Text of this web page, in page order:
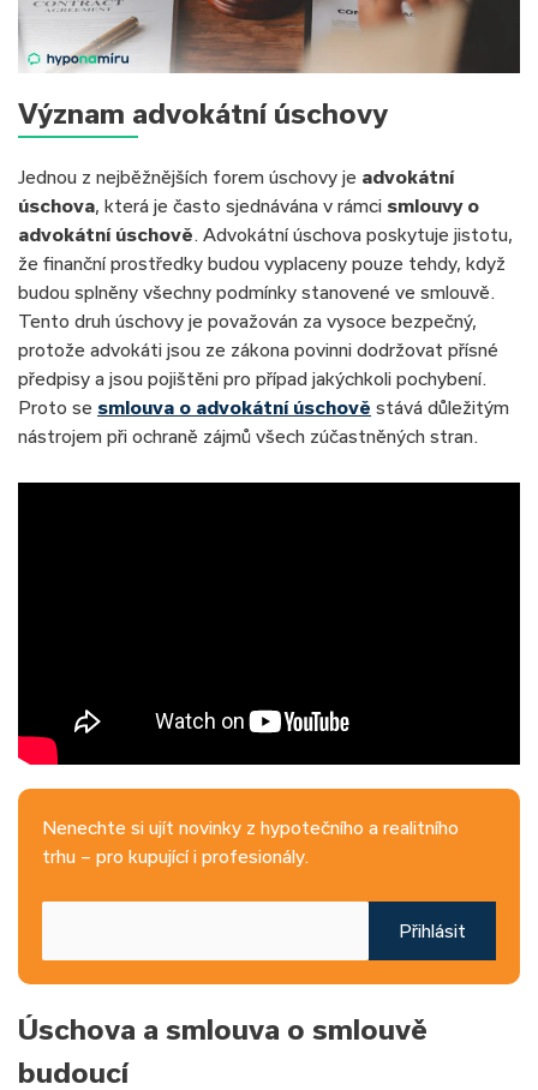
Význam advokátní úschovy
Jednou z nejběžnějších forem úschovy je advokátní
úschova, která je často sjednávána v rámci smlouvy o
advokátní úschově. Advokátní úschova poskytuje jistotu,
že finanční prostředky budou vyplaceny pouze tehdy, když
budou splněny všechny podmínky stanovené ve smlouvě.
Tento druh úschovy je považován za vysoce bezpečný,
protože advokáti jsou ze zákona povinni dodržovat přísné
předpisy a jsou pojištěni pro případ jakýchkoli pochybení.
Proto se smlouva o advokátní úschově stává důležitým
nástrojem při ochraně zájmů všech zúčastněných stran.
Nenechte si ujít novinky z hypotečního a realitního
trhu – pro kupující i profesionály.
Přihlásit
Úschova a smlouva o smlouvě
budoucí